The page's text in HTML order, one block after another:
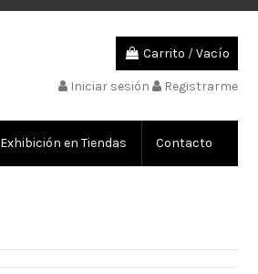
Carrito /Vacío
Iniciar sesión Registrarme
Exhibición en Tiendas Contacto